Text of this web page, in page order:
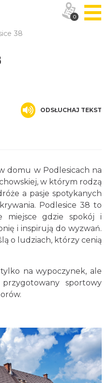
38
ODSŁUCHAJ TEKST
domu w Podlesicach na
w którym rodzą
a pasje spotykanych
Podlesice 38 to
miejsce gdzie spokój i
i inspirują do wyzwań.
o ludziach, którzy cenią
na wypoczynek, ale
sportowy
0